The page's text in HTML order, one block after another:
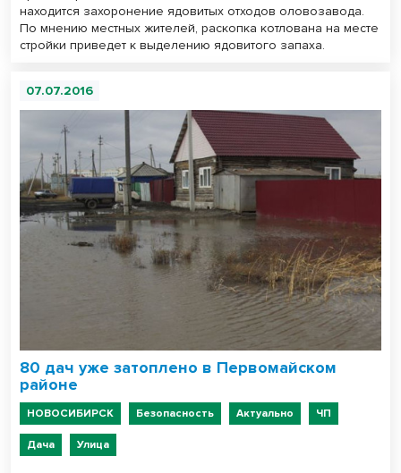
находится захоронение ядовитых отходов оловозавода.
По мнению местных жителей, раскопка котлована на месте
стройки приведет к выделению ядовитого запаха.
07.07.2016
80 дач уже затоплено в Первомайском
районе
НОВОСИБИРСК Безопасность Актуально ЧП
Дача Улица